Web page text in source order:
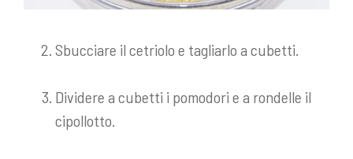
Sbucciare il cetriolo e tagliarlo a cubetti.
Dividere a cubetti i pomodori e a rondelle il
cipollotto.